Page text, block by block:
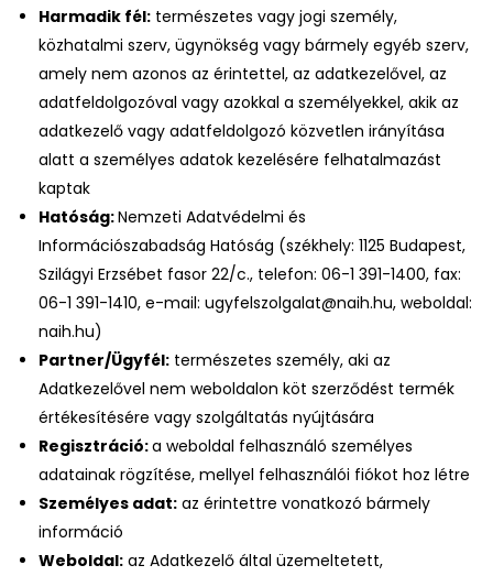
Harmadik fél: természetes vagy jogi személy,
közhatalmi szerv, ügynökség vagy bármely egyéb szerv,
amely nem azonos az érintettel, az adatkezelővel, az
adatfeldolgozóval vagy azokkal a személyekkel, akik az
adatkezelő vagy adatfeldolgozó közvetlen irányítása
alatt a személyes adatok kezelésére felhatalmazást
kaptak
Hatóság:Nemzeti Adatvédelmi és
Információszabadság Hatóság (székhely: 1125 Budapest,
Szilágyi Erzsébet fasor 22/c., telefon: 06-1 391-1400, fax:
06-1 391-1410, e-mail: ugyfelszolgalat@naih.hu, weboldal:
naih.hu)
Partner/Ügyfél: természetes személy, aki az
Adatkezelővel nem weboldalon köt szerződést termék
értékesítésére vagy szolgáltatás nyújtására
Regisztráció:a weboldal felhasználó személyes
adatainak rögzítése, mellyel felhasználói fiókot hoz létre
Személyes adat: az érintettre vonatkozó bármely
információ
Weboldal: az Adatkezelő által üzemeltetett,